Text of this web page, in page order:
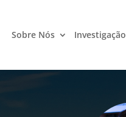
Sobre Nós Investigação